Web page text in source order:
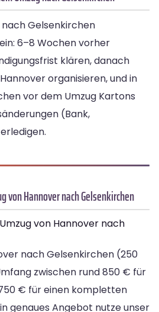
Gelsenkirchen
6–8 Wochen vorher
klären, danach
organisieren, und in
vor dem Umzug Kartons
(Bank,
von Hannover nach Gelsenkirchen
von Hannover nach
nach Gelsenkirchen (250
zwischen rund 850 € für
€ für einen kompletten
genaues Angebot nutze unser